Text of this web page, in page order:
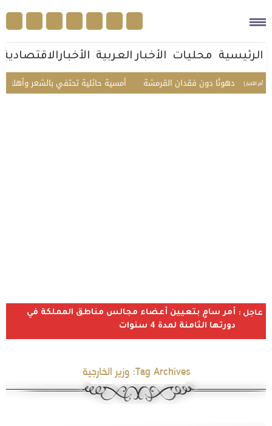
الرئيسية محليات الأخبار العربية الأخبارالاقتصادية
أخر الأخبار | أمسية حائلية تحتفي بالشعر وأهله.. تكريم دون فقدان القرمشة
عاجل : أمر سامٍ بتعيين أعضاء مجالس مناطق المملكة في
دورتها الثامنة لمدة 4 سنوات
Tag Archives: وزير الخارجية